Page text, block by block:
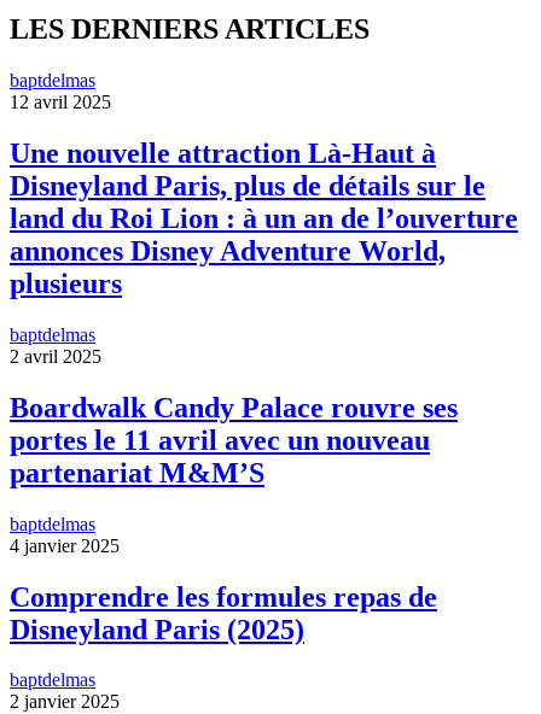
LES DERNIERS ARTICLES
baptdelmas
12 avril 2025
Une nouvelle attraction Là-Haut à
Disneyland Paris, plus de détails sur le
land du Roi Lion : à un an de l’ouverture
annonces Disney Adventure World,
plusieurs
baptdelmas
2 avril 2025
Boardwalk Candy Palace rouvre ses
portes le 11 avril avec un nouveau
partenariat M&M’S
baptdelmas
4 janvier 2025
Comprendre les formules repas de
Disneyland Paris (2025)
baptdelmas
2 janvier 2025